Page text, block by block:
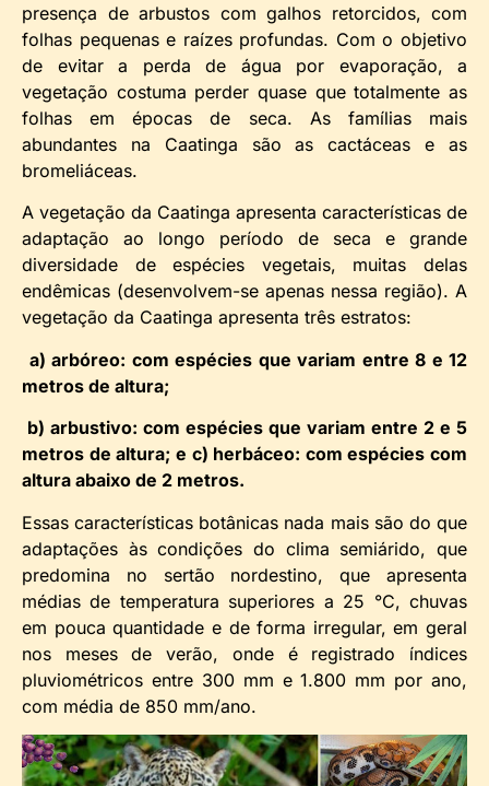
presença de arbustos com galhos retorcidos, com
folhas pequenas e raízes profundas. Com o objetivo
de evitar a perda de água por evaporação, a
vegetação costuma perder quase que totalmente as
folhas em épocas de seca. As famílias mais
abundantes na Caatinga são as cactáceas e as
bromeliáceas.
A vegetação da Caatinga apresenta características de
adaptação ao longo período de seca e grande
diversidade de espécies vegetais, muitas delas
endêmicas (desenvolvem-se apenas nessa região). A
vegetação da Caatinga apresenta três estratos:
a) arbóreo: com espécies que variam entre 8 e 12
metros de altura;
b) arbustivo: com espécies que variam entre 2 e 5
metros de altura; e c) herbáceo: com espécies com
altura abaixo de 2 metros.
Essas características botânicas nada mais são do que
adaptações às condições do clima semiárido, que
predomina no sertão nordestino, que apresenta
médias de temperatura superiores a 25 °C, chuvas
em pouca quantidade e de forma irregular, em geral
nos meses de verão, onde é registrado índices
pluviométricos entre 300 mm e 1.800 mm por ano,
com média de 850 mm/ano.